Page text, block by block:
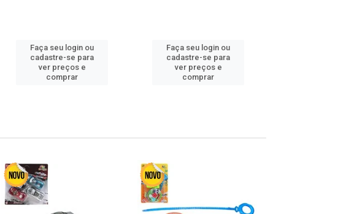
Faça seu login ou
cadastre-se para
ver preços e
comprar
Faça seu login ou
cadastre-se para
ver preços e
comprar